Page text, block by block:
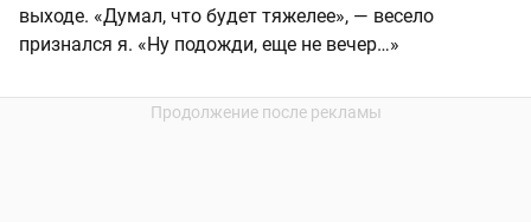
выходе. «Думал, что будет тяжелее», — весело
признался я. «Ну подожди, еще не вечер…»